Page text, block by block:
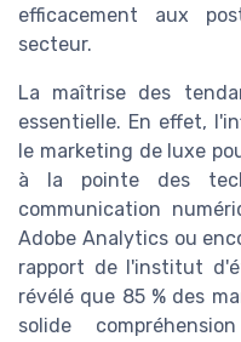
efficacement aux
secteur.
La maîtrise des
essentielle. En effet,
le marketing de luxe
à la pointe des
communication
Adobe Analytics ou
rapport de l'institut
révélé que 85 % des
solide